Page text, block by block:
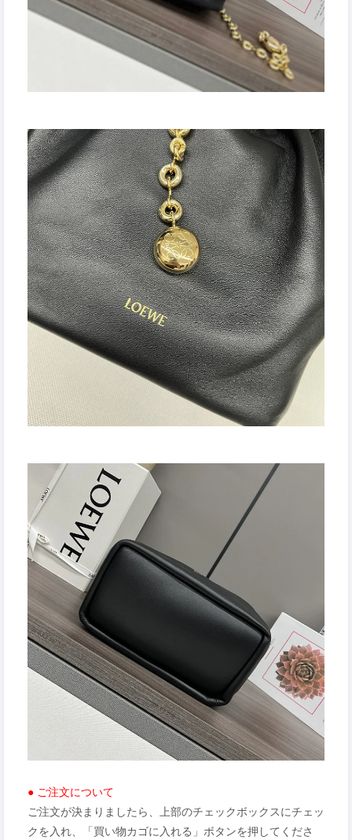
● ご注文について
ご注文が決まりましたら、上部のチェックボックスにチェッ
クを入れ、「買い物カゴに入れる」ボタンを押してくださ